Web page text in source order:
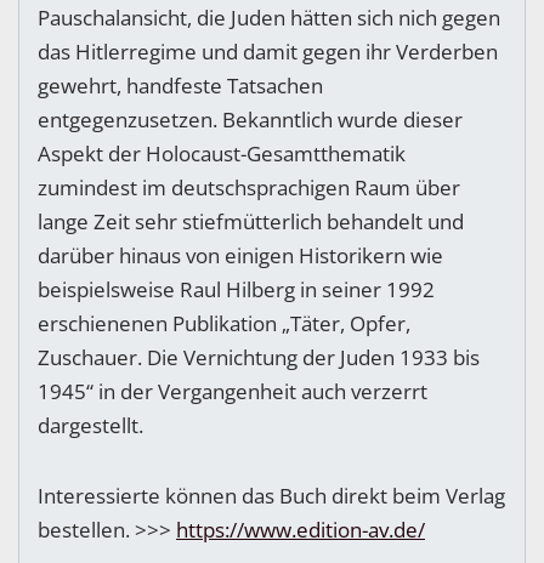
Pauschalansicht, die Juden hätten sich nich gegen
das Hitlerregime und damit gegen ihr Verderben
gewehrt, handfeste Tatsachen
entgegenzusetzen. Bekanntlich wurde dieser
Aspekt der Holocaust-Gesamtthematik
zumindest im deutschsprachigen Raum über
lange Zeit sehr stiefmütterlich behandelt und
darüber hinaus von einigen Historikern wie
beispielsweise Raul Hilberg in seiner 1992
erschienenen Publikation „Täter, Opfer,
Zuschauer. Die Vernichtung der Juden 1933 bis
1945“ in der Vergangenheit auch verzerrt
dargestellt.
Interessierte können das Buch direkt beim Verlag
bestellen. >>> https://www.edition-av.de/